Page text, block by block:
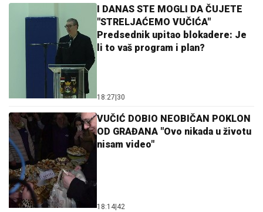
I DANAS STE MOGLI DA ČUJETE
"STRELJAĆEMO VUČIĆA"
Predsednik upitao blokadere: Je
li to vaš program i plan?
18:27 30
VUČIĆ DOBIO NEOBIČAN POKLON
OD GRAĐANA "Ovo nikada u životu
nisam video"
18:14 42